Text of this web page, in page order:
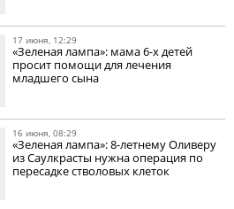
17 июня, 12:29
«Зеленая лампа»: мама 6-х детей
просит помощи для лечения
младшего сына
16 июня, 08:29
«Зеленая лампа»: 8-летнему Оливеру
из Саулкрасты нужна операция по
пересадке стволовых клеток